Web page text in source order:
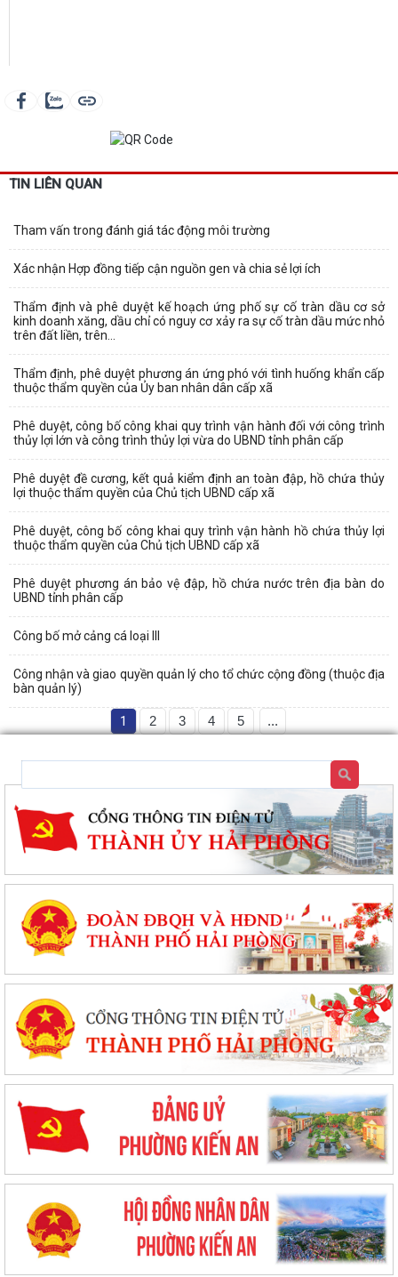
TIN LIÊN QUAN
Tham vấn trong đánh giá tác động môi trường
Xác nhận Hợp đồng tiếp cận nguồn gen và chia sẻ lợi ích
Thẩm định và phê duyệt kế hoạch ứng phố sự cố tràn dầu cơ sở
kinh doanh xăng, dầu chỉ có nguy cơ xảy ra sự cố tràn dầu mức nhỏ
trên đất liền, trên...
Thẩm định, phê duyệt phương án ứng phó với tình huống khẩn cấp
thuộc thẩm quyền của Ủy ban nhân dân cấp xã
Phê duyệt, công bố công khai quy trình vận hành đối với công trình
thủy lợi lớn và công trình thủy lợi vừa do UBND tỉnh phân cấp
Phê duyệt đề cương, kết quả kiểm định an toàn đập, hồ chứa thủy
lợi thuộc thẩm quyền của Chủ tịch UBND cấp xã
Phê duyệt, công bố công khai quy trình vận hành hồ chứa thủy lợi
thuộc thẩm quyền của Chủ tịch UBND cấp xã
Phê duyệt phương án bảo vệ đập, hồ chứa nước trên địa bàn do
UBND tỉnh phân cấp
Công bố mở cảng cá loại III
Công nhận và giao quyền quản lý cho tổ chức cộng đồng (thuộc địa
bàn quản lý)
1 2 3 4 5 ...